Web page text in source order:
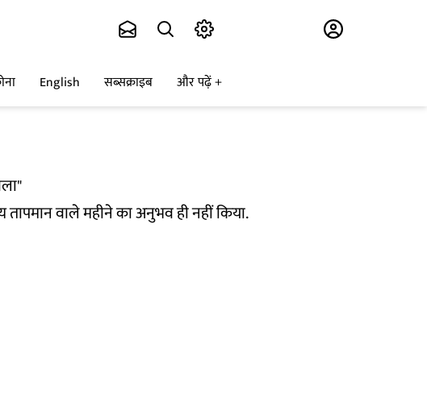
English सब्सक्राइब और पढ़ें
वाले महीने का अनुभव ही नहीं किया.